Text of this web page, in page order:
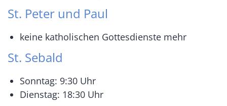
St. Peter und Paul
keine katholischen Gottesdienste mehr
St. Sebald
Sonntag: 9:30 Uhr
Dienstag: 18:30 Uhr